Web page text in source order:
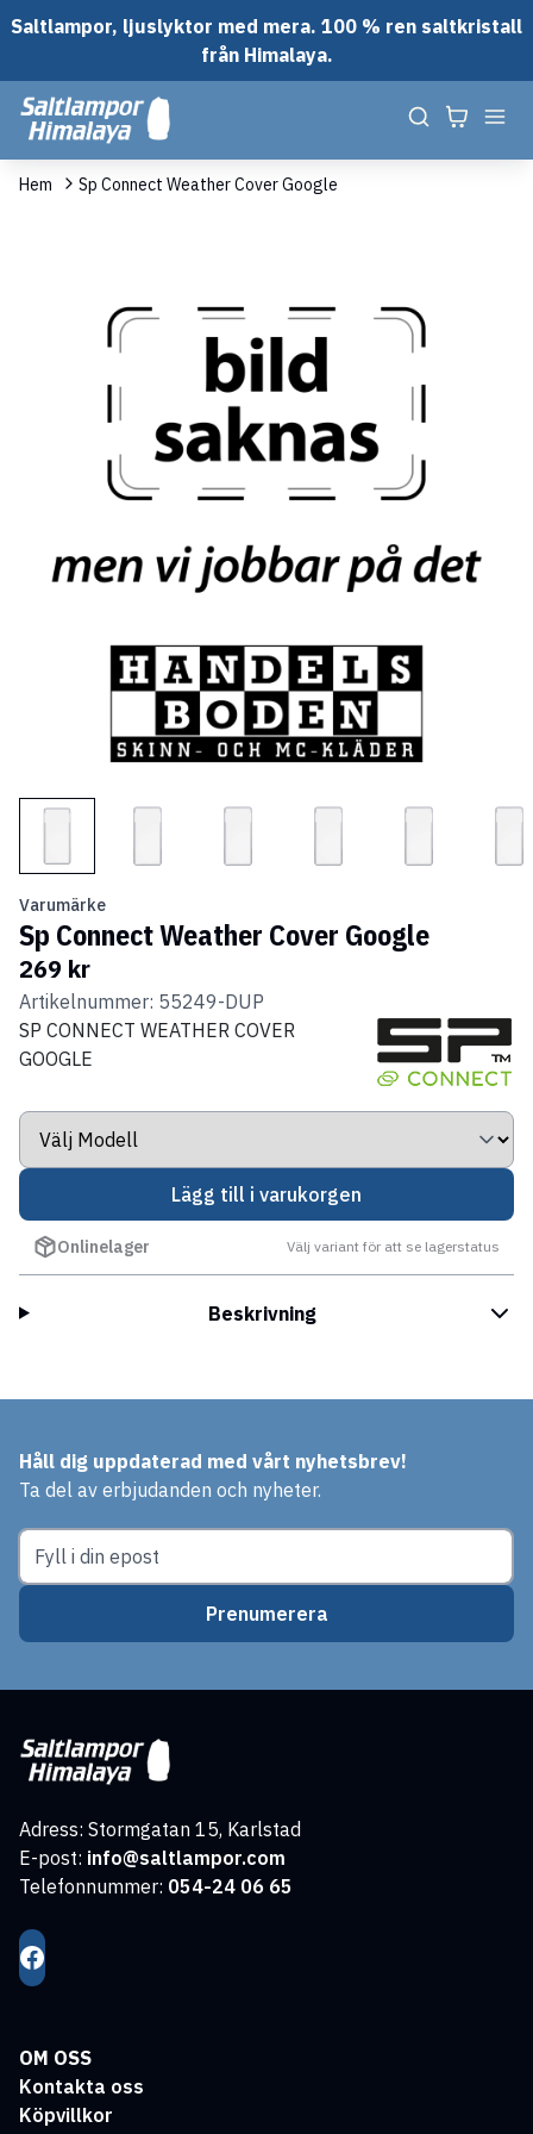
Saltlampor, ljuslyktor med mera. 100 % ren saltkristall
från Himalaya.
Hem Sp Connect Weather Cover Google
Varumärke
Sp Connect Weather Cover Google
269 kr
Artikelnummer: 55249-DUP
SP CONNECT WEATHER COVER
GOOGLE
Lägg till i varukorgen
Onlinelager Välj variant för att se lagerstatus
Beskrivning
Håll dig uppdaterad med vårt nyhetsbrev!
Ta del av erbjudanden och nyheter.
Prenumerera
Adress: Stormgatan 15, Karlstad
E-post: info@saltlampor.com
Telefonnummer: 054-24 06 65
OM OSS
Kontakta oss
Köpvillkor